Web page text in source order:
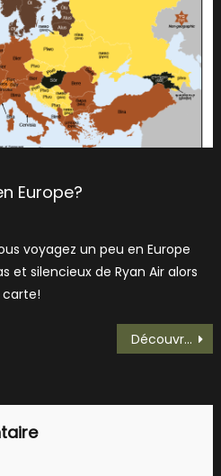
Europe?
voyagez un peu en Europe
et silencieux de Ryan Air alors
Découvrons la bière officielle du Marseille Beer Festival!